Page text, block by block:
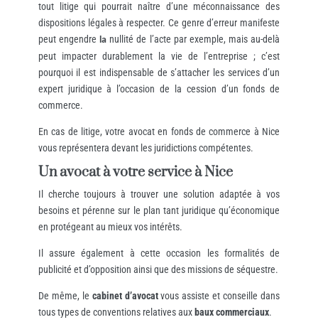
tout litige qui pourrait naître d’une méconnaissance des
dispositions légales à respecter. Ce genre d’erreur manifeste
peut engendrela nullité de l’acte par exemple, mais au-delà
peut impacter durablement la vie de l’entreprise ; c’est
pourquoi il est indispensable de s’attacher les services d’un
expert juridique à l’occasion de la cession d’un fonds de
commerce.
En cas de litige, votre avocat en fonds de commerce à Nice
vous représentera devant les juridictions compétentes.
Un avocat à votre service à Nice
Il cherche toujours à trouver une solution adaptée à vos
besoins et pérenne sur le plan tant juridique qu’économique
en protégeant au mieux vos intérêts.
Il assure également à cette occasion les formalités de
publicité et d’opposition ainsi que des missions de séquestre.
De même, le cabinet d’avocatvous assiste et conseille dans
tous types de conventions relatives aux baux commerciaux.